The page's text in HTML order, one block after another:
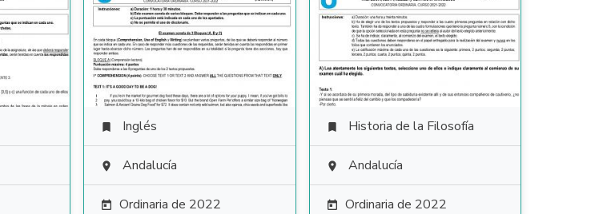
 Inglés
 Andalucía
 Ordinaria de 2022
 Historia de la Filosofía
 Andalucía
 Ordinaria de 2022